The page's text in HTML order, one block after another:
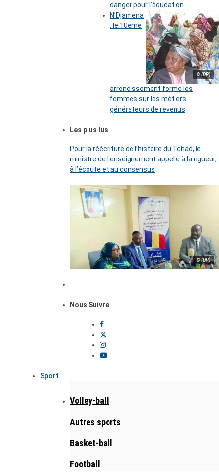
danger pour l’éducation.
© (DR)
N’Djamena
: le 10ème
arrondissement forme les
femmes sur les métiers
générateurs de revenus
Les plus lus
Pour la réécriture de l’histoire du Tchad, le
ministre de l’enseignement appelle à la rigueur,
à l’écoute et au consensus
© (DR)
Nous Suivre
Sport
Volley-ball
Autres sports
Basket-ball
Football